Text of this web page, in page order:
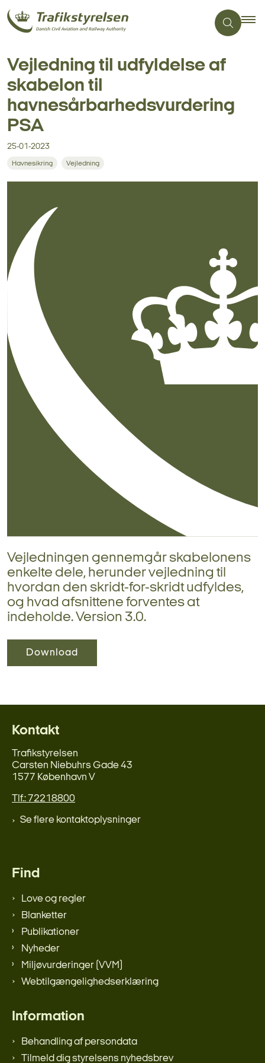
Vejledning til udfyldelse af
skabelon til
havnesårbarhedsvurdering
PSA
25-01-2023
Havnesikring Vejledning
Vejledningen gennemgår skabelonens
enkelte dele, herunder vejledning til
hvordan den skridt-for-skridt udfyldes,
og hvad afsnittene forventes at
indeholde. Version 3.0.
Download
Kontakt
Trafikstyrelsen
Carsten Niebuhrs Gade 43
1577 København V
Tlf.: 72218800
Se flere kontaktoplysninger
Find
Love og regler
Blanketter
Publikationer
Nyheder
Miljøvurderinger (VVM)
Webtilgængelighedserklæring
Information
Behandling af persondata
Tilmeld dig styrelsens nyhedsbrev